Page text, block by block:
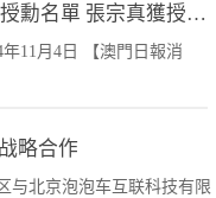
特區政府公佈2024年度授勳名單 張宗真獲授予專業...
11月4日 【澳門日報消
略合作
与北京泡泡车互联科技有限